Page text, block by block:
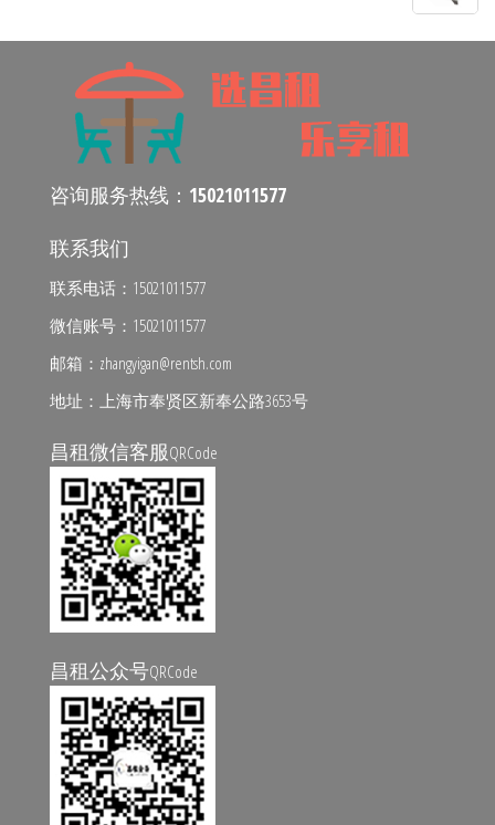
咨询服务热线： 15021011577
联系我们
联系电话：15021011577
微信账号：15021011577
邮箱：zhangyigan@rentsh.com
地址：上海市奉贤区新奉公路3653号
昌租微信客服QRCode
昌租公众号QRCode